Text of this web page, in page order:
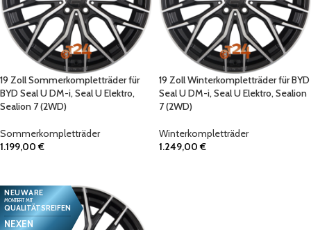
19 Zoll Sommerkompletträder für
BYD Seal U DM-i, Seal U Elektro,
Sealion 7 (2WD)
Sommerkompletträder
1.199,00€
19 Zoll Winterkompletträder für BYD
Seal U DM-i, Seal U Elektro, Sealion
7 (2WD)
Winterkompletträder
1.249,00€
NEUWARE
MONTIERT MIT
QUALITÄTSREIFEN
NEXEN